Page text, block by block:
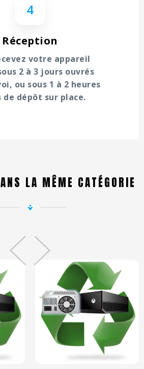
4
Réception
votre appareil
2 à 3 jours ouvrés
ou sous 1 à 2 heures
de dépôt sur place.
LA MÊME CATÉGORIE